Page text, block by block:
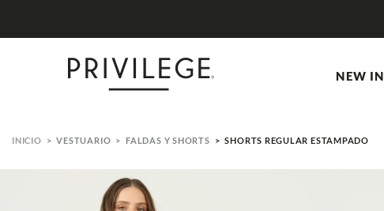
NEW IN
VESTUARIO FALDAS Y SHORTS SHORTS REGULAR ESTAMPADO